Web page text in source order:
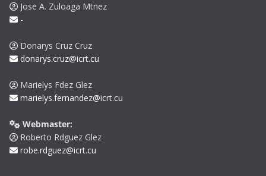
Jose A. Zuloaga Mtnez
-
Donarys Cruz Cruz
donarys.cruz@icrt.cu
Marielys Fdez Glez
marielys.fernandez@icrt.cu
Webmaster:
Roberto Rdguez Glez
robe.rdguez@icrt.cu